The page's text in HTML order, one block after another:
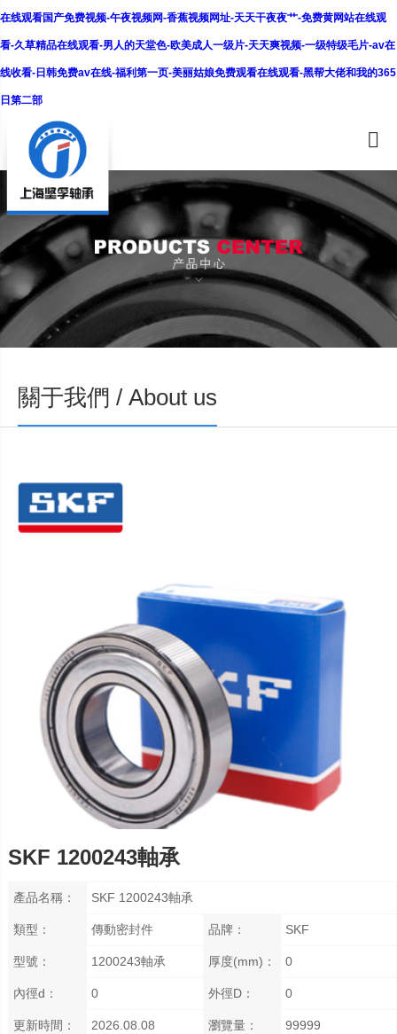
在线观看国产免费视频-午夜视频网-香蕉视频网址-天天干夜夜艹-免费黄网站在线观
看-久草精品在线观看-男人的天堂色-欧美成人一级片-天天爽视频-一级特级毛片-av在
线收看-日韩免费av在线-福利第一页-美丽姑娘免费观看在线观看-黑帮大佬和我的365
日第二部
關于我們 / About us
SKF 1200243軸承
產品名稱： SKF 1200243軸承
類型： 傳動密封件 品牌： SKF
型號： 1200243軸承 厚度(mm)： 0
內徑d： 0 外徑D： 0
更新時間： 2026.08.08 瀏覽量： 99999